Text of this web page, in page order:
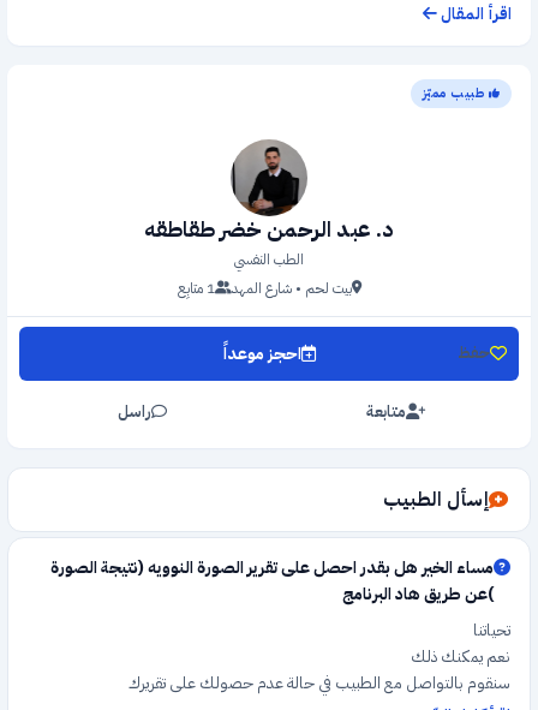
اقرأ المقال
طبيب مميّز
د. عبد الرحمن خضر طقاطقه
الطب النفسي
بيت لحم • شارع المهد
1 متابِع
احجز موعداً
متابعة
حفظ
راسل
إسأل الطبيب
مساء الخير هل بقدر احصل على تقرير الصورة النوويه (نتيجة الصورة
)عن طريق هاد البرنامج
تحياتنا
نعم يمكنك ذلك
سنقوم بالتواصل مع الطبيب في حالة عدم حصولك على تقريرك